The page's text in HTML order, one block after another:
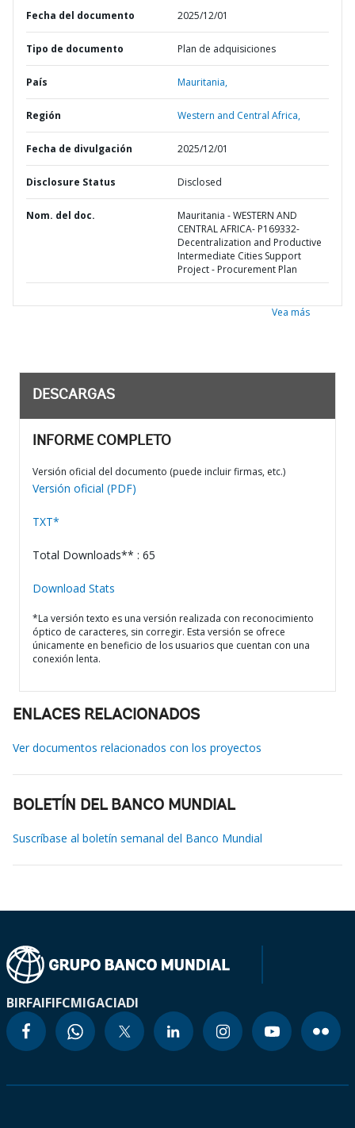
Fecha del documento 2025/12/01
Tipo de documento Plan de adquisiciones
País Mauritania,
Región Western and Central Africa,
Fecha de divulgación 2025/12/01
Disclosure Status Disclosed
Nom. del doc.
Mauritania - WESTERN AND
CENTRAL AFRICA- P169332-
Decentralization and Productive
Intermediate Cities Support
Project - Procurement Plan
Vea más
DESCARGAS
INFORME COMPLETO
Versión oficial del documento (puede incluir firmas, etc.)
Versión oficial (PDF)
TXT*
Total Downloads** : 65
Download Stats
*La versión texto es una versión realizada con reconocimiento
óptico de caracteres, sin corregir. Esta versión se ofrece
únicamente en beneficio de los usuarios que cuentan con una
conexión lenta.
ENLACES RELACIONADOS
Ver documentos relacionados con los proyectos
BOLETÍN DEL BANCO MUNDIAL
Suscríbase al boletín semanal del Banco Mundial
BIRFAIFIFCMIGACIADI